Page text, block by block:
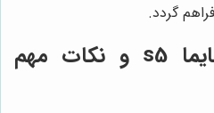
گردد.
خرید توربو شارژ هایما s5 و نکات مهم